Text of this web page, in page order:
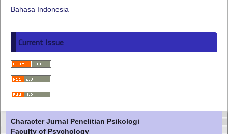
Bahasa Indonesia
Current Issue
Character Jurnal Penelitian Psikologi
Faculty of Psychology